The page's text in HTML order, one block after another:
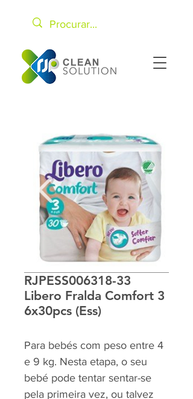
RJPESS006318-33
Libero Fralda Comfort 3
6x30pcs (Ess)
Para bebés com peso entre 4
e 9 kg. Nesta etapa, o seu
bebé pode tentar sentar-se
pela primeira vez, ou talvez